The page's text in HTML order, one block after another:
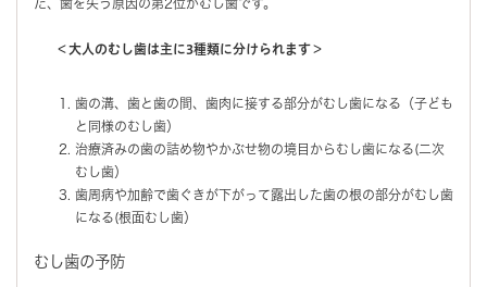
た、歯を失う原因の第2位がむし歯です。
＜大人のむし歯は主に3種類に分けられます＞
歯の溝、歯と歯の間、歯肉に接する部分がむし歯になる（子ども
と同様のむし歯）
治療済みの歯の詰め物やかぶせ物の境目からむし歯になる(二次
むし歯）
歯周病や加齢で歯ぐきが下がって露出した歯の根の部分がむし歯
になる(根面むし歯）
むし歯の予防